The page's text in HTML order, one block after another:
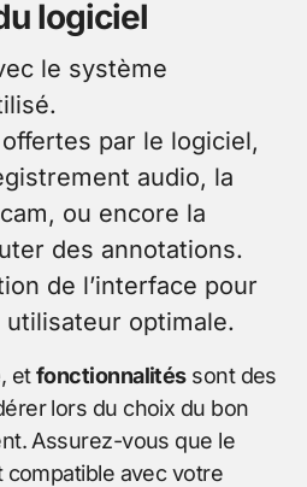
logiciel
le système
par le logiciel,
audio, la
ou encore la
des annotations.
de l’interface pour
optimale.
, etfonctionnalitéssont des
lors du choix du bon
Assurez-vous que le
avec votre